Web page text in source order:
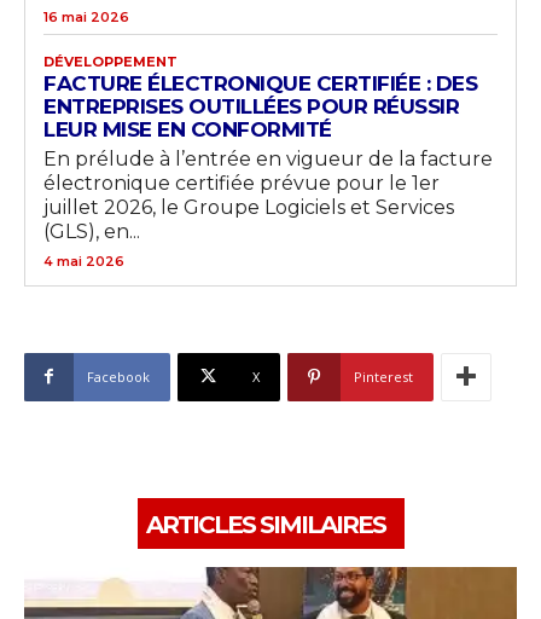
16 mai 2026
DÉVELOPPEMENT
FACTURE ÉLECTRONIQUE CERTIFIÉE : DES
ENTREPRISES OUTILLÉES POUR RÉUSSIR
LEUR MISE EN CONFORMITÉ
En prélude à l’entrée en vigueur de la facture
électronique certifiée prévue pour le 1er
juillet 2026, le Groupe Logiciels et Services
(GLS), en...
4 mai 2026
Facebook X Pinterest
ARTICLES SIMILAIRES